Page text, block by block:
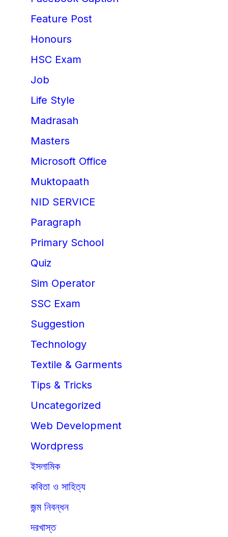
Feature Post
Honours
HSC Exam
Job
Life Style
Madrasah
Masters
Microsoft Office
Muktopaath
NID SERVICE
Paragraph
Primary School
Quiz
Sim Operator
SSC Exam
Suggestion
Technology
Textile & Garments
Tips & Tricks
Uncategorized
Web Development
Wordpress
ইসলামিক
কবিতা ও সাহিত্য
জন্ম নিবন্ধন
দরখাস্ত